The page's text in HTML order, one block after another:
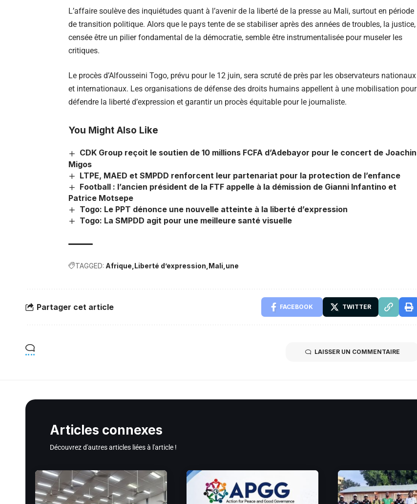
L’affaire soulève des inquiétudes quant à l’avenir de la liberté de la presse au Mali, surtout en période
de transition politique. Alors que le pays tente de se stabiliser après des années de troubles, la justice,
censée être un pilier fondamental de la démocratie, semble être instrumentalisée pour museler les
critiques.
Le procès d’Alfousseini Togo, prévu pour le 12 juin, sera scruté de près par les observateurs nationaux
et internationaux. Les organisations de défense des droits humains appellent à une mobilisation pour
défendre la liberté d’expression et garantir un procès équitable pour le journaliste.
You Might Also Like
CDK Group reçoit le soutien de 10 millions FCFA d’Adebayor pour le concert de Joachin
Migos
LTPE, MAED et SMPDD renforcent leur partenariat pour la protection de l’enfance
Football : l’ancien président de la FTF appelle à la démission de Gianni Infantino et
Patrice Motsepe
Togo: Le PPT dénonce une nouvelle atteinte à la liberté d’expression
Togo: La SMPDD agit pour une meilleure santé visuelle
TAGGED: Afrique Liberté d’expression Mali une
Partager cet article FACEBOOK TWITTER
LAISSER UN COMMENTAIRE
Articles connexes
Découvrez d'autres articles liées à l'article !